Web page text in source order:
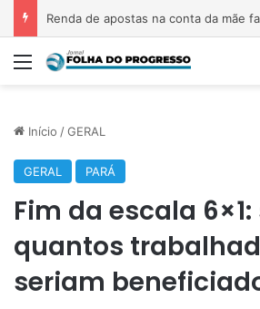
Menu
Início /GERAL
GERAL PARÁ
Fim da escala
quantos
seriam